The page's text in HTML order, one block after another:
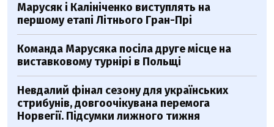
Марусяк і Калініченко виступлять на
першому етапі Літнього Гран-Прі
Команда Марусяка посіла друге місце на
виставковому турнірі в Польщі
Невдалий фінал сезону для українських
стрибунів, довгоочікувана перемога
Норвегії. Підсумки лижного тижня